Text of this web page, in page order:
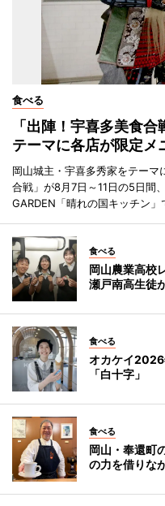
食べる
「出陣！宇喜多美食
テーマに各店が限定メ
岡山城主・宇喜多秀家をテー
合戦」が8月7日～11日の5日間
GARDEN「晴れの国キッチン」
食べる
岡山農業高校
瀬戸南高生徒
食べる
オカケイ2026
「白十字」
食べる
岡山・奉還町
の力を借りな